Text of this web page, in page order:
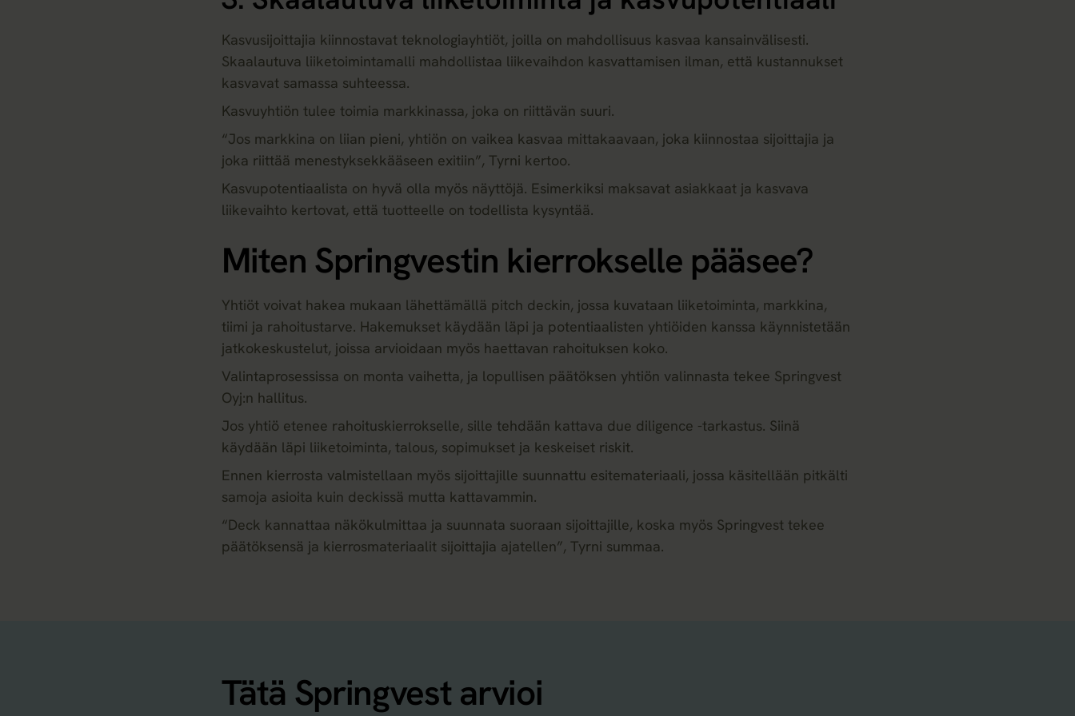
Kasvusijoittajia kiinnostavat teknologiayhtiöt, joilla on mahdollisuus kasvaa kansainvälisesti.
Skaalautuva liiketoimintamalli mahdollistaa liikevaihdon kasvattamisen ilman, että kustannukset
kasvavat samassa suhteessa.
Kasvuyhtiön tulee toimia markkinassa, joka on riittävän suuri.
“Jos markkina on liian pieni, yhtiön on vaikea kasvaa mittakaavaan, joka kiinnostaa sijoittajia ja
joka riittää menestyksekkääseen exitiin”, Tyrni kertoo.
Kasvupotentiaalista on hyvä olla myös näyttöjä. Esimerkiksi maksavat asiakkaat ja kasvava
liikevaihto kertovat, että tuotteelle on todellista kysyntää.
Miten Springvestin kierrokselle pääsee?
Yhtiöt voivat hakea mukaan lähettämällä pitch deckin, jossa kuvataan liiketoiminta, markkina,
tiimi ja rahoitustarve. Hakemukset käydään läpi ja potentiaalisten yhtiöiden kanssa käynnistetään
jatkokeskustelut, joissa arvioidaan myös haettavan rahoituksen koko.
Valintaprosessissa on monta vaihetta, ja lopullisen päätöksen yhtiön valinnasta tekee Springvest
Oyj:n hallitus.
Jos yhtiö etenee rahoituskierrokselle, sille tehdään kattava due diligence -tarkastus. Siinä
käydään läpi liiketoiminta, talous, sopimukset ja keskeiset riskit.
Ennen kierrosta valmistellaan myös sijoittajille suunnattu esitemateriaali, jossa käsitellään pitkälti
samoja asioita kuin deckissä mutta kattavammin.
“Deck kannattaa näkökulmittaa ja suunnata suoraan sijoittajille, koska myös Springvest tekee
päätöksensä ja kierrosmateriaalit sijoittajia ajatellen”, Tyrni summaa.
Tätä Springvest arvioi